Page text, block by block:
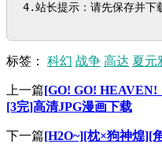
4.站长提示：请先保存并下
标签： 科幻 战争 高达 夏元
上一篇[GO! GO!
[3完]高清JPG漫画下载
下一篇[H2O~][枕×狗神煌][